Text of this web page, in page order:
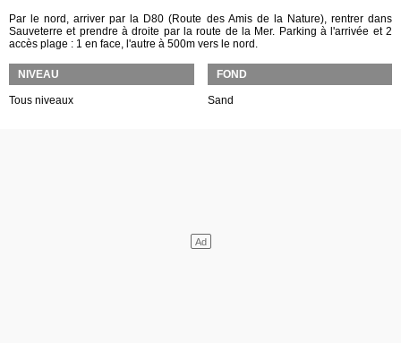
Par le nord, arriver par la D80 (Route des Amis de la Nature), rentrer dans
Sauveterre et prendre à droite par la route de la Mer. Parking à l'arrivée et 2
accès plage : 1 en face, l'autre à 500m vers le nord.
NIVEAU
Tous niveaux
FOND
Sand